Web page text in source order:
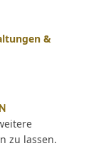
&
zu lassen.